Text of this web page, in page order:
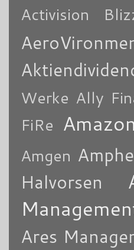
Activision
Werke Ally
FiRe Amazon
Amgen
Halvorsen
Ares